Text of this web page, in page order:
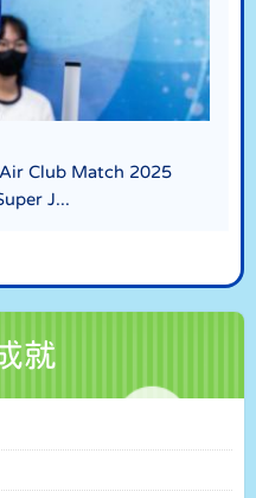
Club Match 2025
J...
就